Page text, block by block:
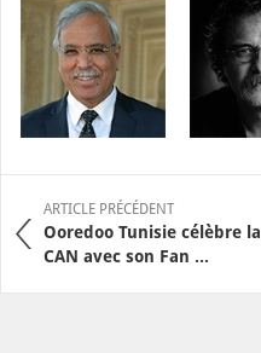
ARTICLE PRÉCÉDENT
Ooredoo Tunisie célèbre la
CAN avec son Fan ...